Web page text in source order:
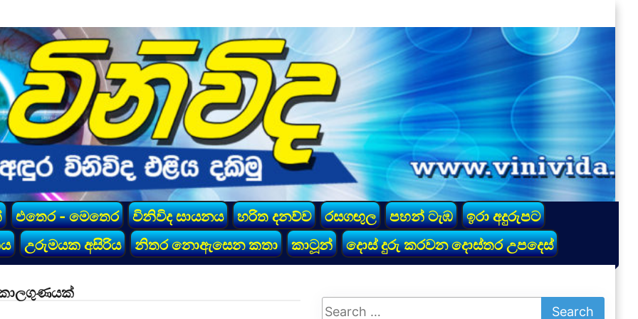
එතෙර - මෙතෙර විනිවිද සායනය හරිත දනව්ව රසගඟුල පහන් ටැඹ
ඉරා අදුරුපට
උරුමයක අසිරිය නිතර නොඇසෙන කතා කාටූන් දොස් දුරු කරවන දොස්තර උපදෙස්